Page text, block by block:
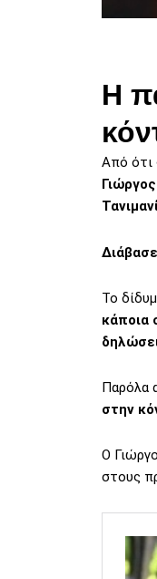
Η
Από ότι
Το
κάποια
Παρόλα
στην
Ο
στους